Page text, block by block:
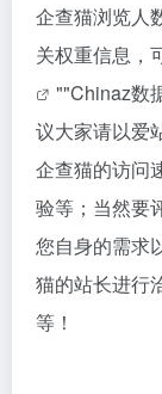
企查猫浏览人
关权重信息，
""Chinaz数
议大家请以爱
企查猫的访问
验等；当然要
您自身的需求
猫的站长进行
等！